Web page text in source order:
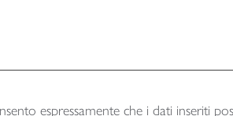
espressamente che i dati inseriti